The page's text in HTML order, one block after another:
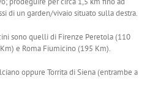
di un garden/vivaio situato sulla destra.
sono quelli di Firenze Peretola (110
e Roma Fiumicino (195 Km).
oppure Torrita di Siena (entrambe a